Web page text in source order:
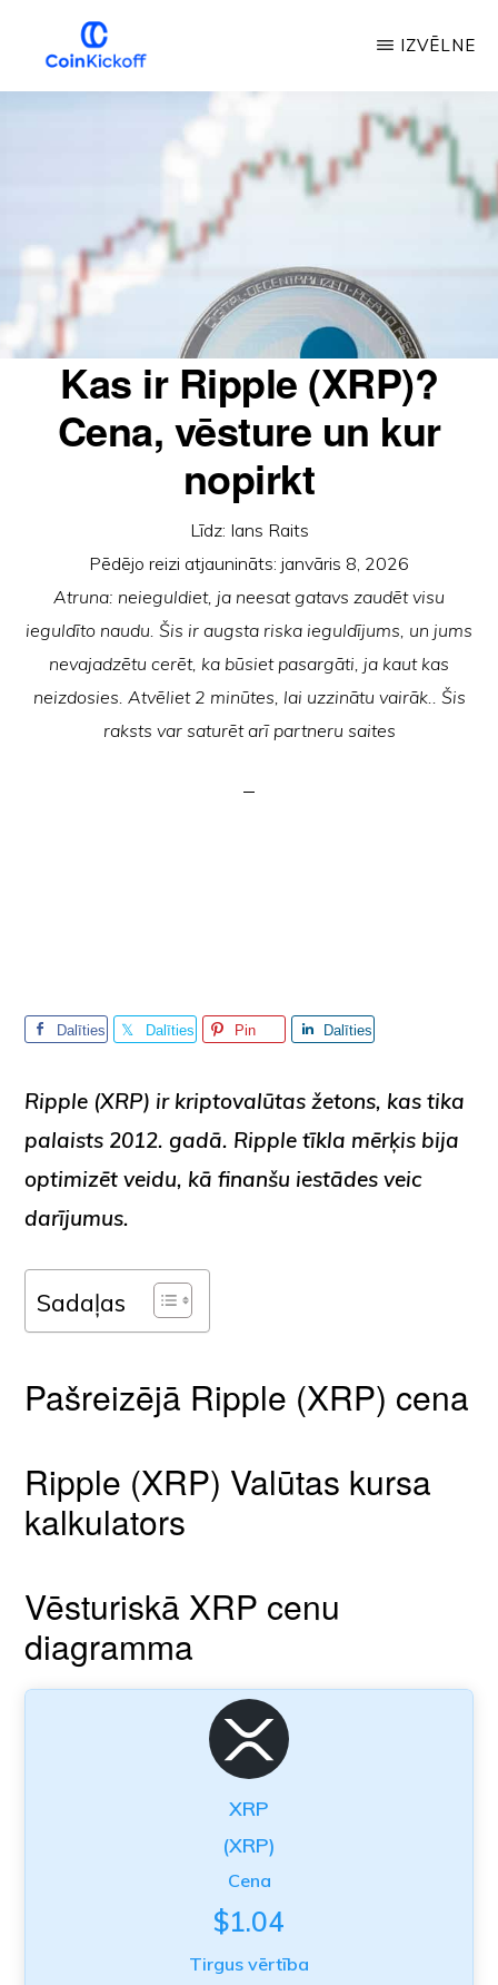
galveno
MONĒTU
IZVĒLNE
Kas ir Ripple (XRP)?
Cena, vēsture un kur
nopirkt
Līdz: Ians Raits
Pēdējo reizi atjaunināts: janvāris 8, 2026
Atruna: neieguldiet, ja neesat gatavs zaudēt visu
ieguldīto naudu. Šis ir augsta riska ieguldījums, un jums
nevajadzētu cerēt, ka būsiet pasargāti, ja kaut kas
neizdosies. Atvēliet 2 minūtes, lai uzzinātu vairāk.. Šis
raksts var saturēt arī partneru saites
Dalīties Dalīties Pin Dalīties
Ripple (XRP) ir kriptovalūtas žetons, kas tika
palaists 2012. gadā. Ripple tīkla mērķis bija
optimizēt veidu, kā finanšu iestādes veic
darījumus.
Sadaļas
Pašreizējā Ripple (XRP) cena
Ripple (XRP) Valūtas kursa
kalkulators
Vēsturiskā XRP cenu
diagramma
XRP
(XRP)
Cena
$1.04
Tirgus vērtība